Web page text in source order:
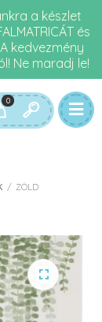
a készlet
és
kedvezmény
Ne maradj le!
0
/ ZÖLD
🔍